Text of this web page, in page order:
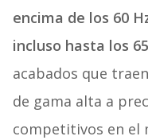
encima de los 60
incluso hasta los
acabados que
de gama alta a
competitivos en el